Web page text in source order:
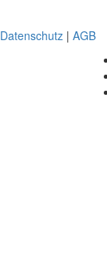
Datenschutz | AGB